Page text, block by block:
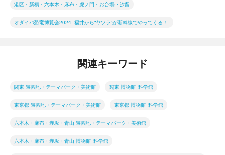
港区・新橋・六本木・麻布・虎ノ門・お台場・汐留
オダイバ恐竜博覧会2024 -福井から“ヤツラ”が新幹線でやってくる！-
関連キーワード
関東 遊園地・テーマパーク・美術館 関東 博物館･科学館
東京都 遊園地・テーマパーク・美術館 東京都 博物館･科学館
六本木・麻布・赤坂・青山 遊園地・テーマパーク・美術館
六本木・麻布・赤坂・青山 博物館･科学館